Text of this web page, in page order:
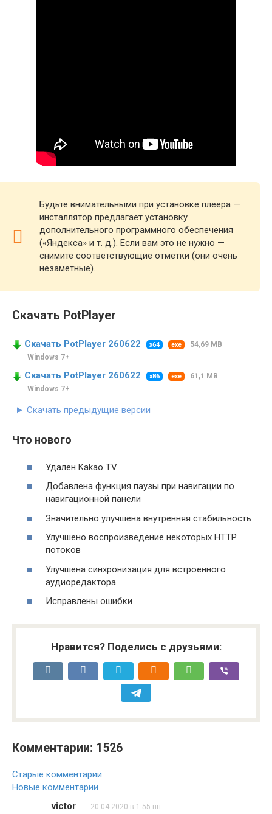
Будьте внимательными при установке плеера —
инсталлятор предлагает установку
дополнительного программного обеспечения
(«Яндекса» и т. д.). Если вам это не нужно —
снимите соответствующие отметки (они очень
незаметные).
Скачать PotPlayer
Скачать PotPlayer 260622 x64 exe
54,69 MB
Windows 7+
Скачать PotPlayer 260622 x86 exe
61,1 MB
Windows 7+
Скачать предыдущие версии
Что нового
Удален Kakao TV
Добавлена функция паузы при навигации по
навигационной панели
Значительно улучшена внутренняя стабильность
Улучшено воспроизведение некоторых HTTP
потоков
Улучшена синхронизация для встроенного
аудиоредактора
Исправлены ошибки
Нравится? Поделись с друзьями:
Комментарии: 1526
Навигация
по
комментариям
Старые комментарии
Новые комментарии
victor
20.04.2020 в 1:55 пп